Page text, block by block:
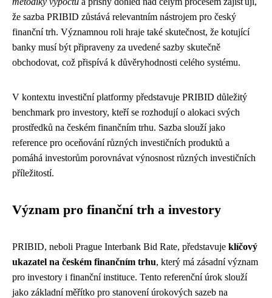
že sazba PRIBID zůstává relevantním nástrojem pro český
finanční trh. Významnou roli hraje také skutečnost, že kotující
banky musí být připraveny za uvedené sazby skutečně
obchodovat, což přispívá k důvěryhodnosti celého systému.
V kontextu investiční platformy představuje PRIBID důležitý
benchmark pro investory, kteří se rozhodují o alokaci svých
prostředků na českém finančním trhu. Sazba slouží jako
reference pro oceňování různých investičních produktů a
pomáhá investorům porovnávat výnosnost různých investičních
příležitostí.
Význam pro finanční trh a investory
PRIBID, neboli Prague Interbank Bid Rate, představuje klíčový
ukazatel na českém finančním trhu, který má zásadní význam
pro investory i finanční instituce. Tento referenční úrok slouží
jako základní měřítko pro stanovení úrokových sazeb na